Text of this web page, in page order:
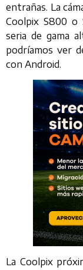
entrañas. La
Coolpix S800 o
seria de gama
podríamos ver
con Android.
La Coolpix